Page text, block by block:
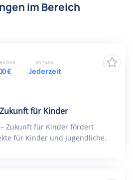
im Bereich
für Kinder
Zukunft für Kinder fördert
für Kinder und Jugendliche.
€
ANTRAG
Jederzeit